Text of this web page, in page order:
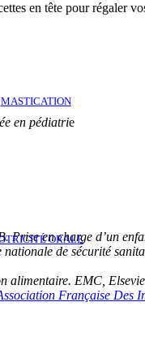
MASTICATION
ORALE
en tête pour régaler
en pédiatrie
en charge d’un
de sécurité
EMC,
Française Des